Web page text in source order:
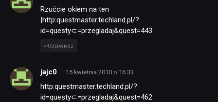
Rzućcie okiem na ten
|http:questmaster.techland.pl/?
id=questy⊂=przegladaj&quest=443
Odpowiedz
jajc0 15 kwietnia 2010 o 16:33
http:questmaster.techland.pl/?
id=questy⊂=przegladaj&quest=462